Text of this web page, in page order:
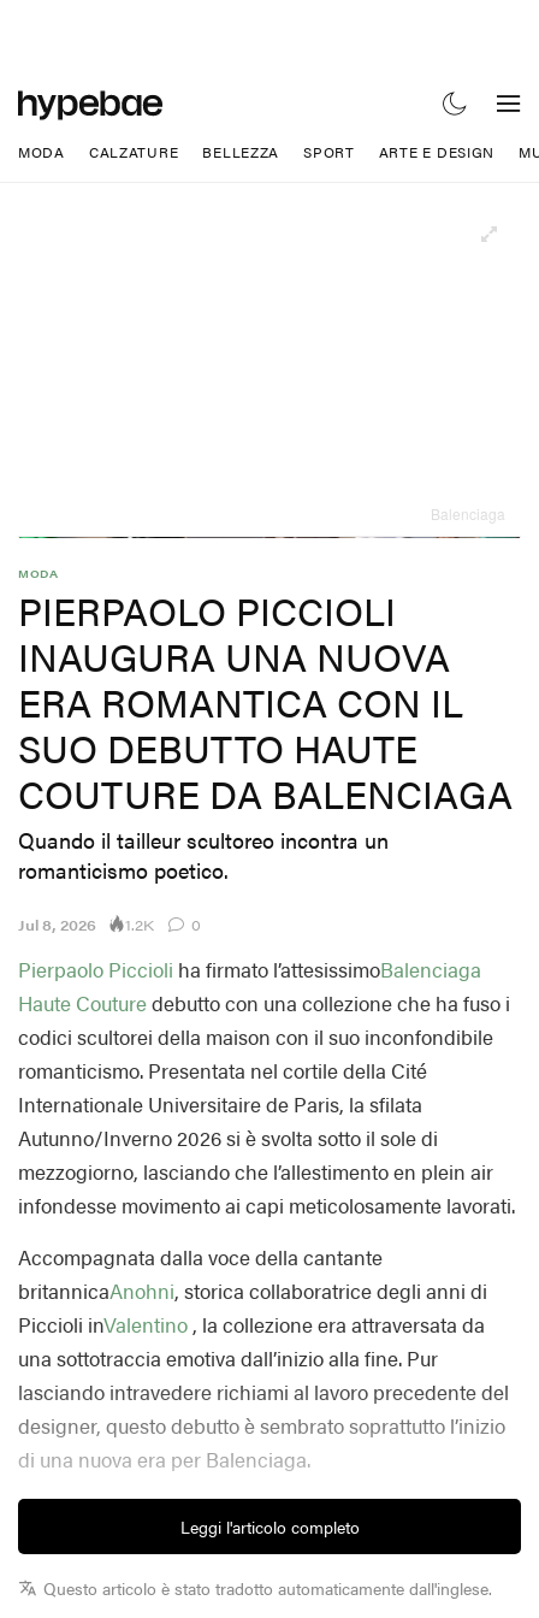
MODA CALZATURE BELLEZZA SPORT ARTE E DESIGN
Balenciaga
MODA
PIERPAOLO PICCIOLI
INAUGURA UNA NUOVA
ERA ROMANTICA CON IL
SUO DEBUTTO HAUTE
COUTURE DA BALENCIAGA
Quando il tailleur scultoreo incontra un
romanticismo poetico.
Jul 8, 2026 1.2K 0
Pierpaolo Piccioli ha firmato l’attesissimoBalenciaga
Haute Couturedebutto con una collezione che ha fuso i
codici scultorei della maison con il suo inconfondibile
romanticismo. Presentata nel cortile della Cité
Internationale Universitaire de Paris, la sfilata
Autunno/Inverno 2026 si è svolta sotto il sole di
mezzogiorno, lasciando che l’allestimento en plein air
infondesse movimento ai capi meticolosamente lavorati.
Accompagnata dalla voce della cantante
britannicaAnohni, storica collaboratrice degli anni di
Piccioli inValentino , la collezione era attraversata da
una sottotraccia emotiva dall’inizio alla fine. Pur
lasciando intravedere richiami al lavoro precedente del
designer, questo debutto è sembrato soprattutto l’inizio
di una nuova era per Balenciaga.
Le texture hanno dominato l’intera proposta, con
silhouette minimaliste trasformate da complesse
tecniche couture. Pantaloni oversize morbidi e pelosi,
Leggi l'articolo completo
Questo articolo è stato tradotto automaticamente dall'inglese.